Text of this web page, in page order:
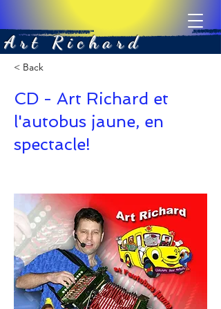
Art Richard
< Back
CD - Art Richard et
l'autobus jaune, en
spectacle!